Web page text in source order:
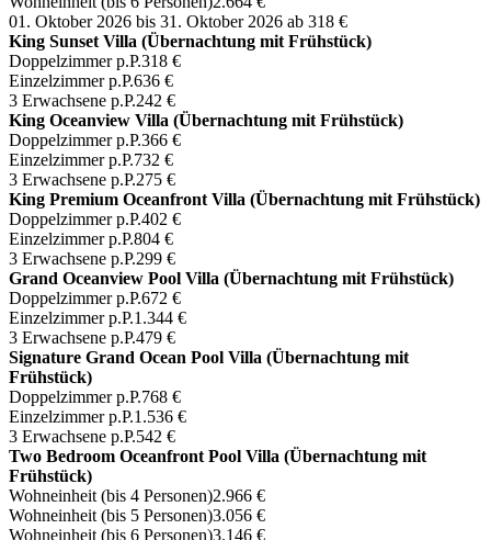
01. Oktober 2026 bis 31. Oktober 2026 ab 318 €
King Sunset Villa (Übernachtung mit Frühstück)
Doppelzimmer p.P.318 €
Einzelzimmer p.P.636 €
3 Erwachsene p.P.242 €
King Oceanview Villa (Übernachtung mit Frühstück)
Doppelzimmer p.P.366 €
Einzelzimmer p.P.732 €
3 Erwachsene p.P.275 €
King Premium Oceanfront Villa (Übernachtung mit Frühstück)
Doppelzimmer p.P.402 €
Einzelzimmer p.P.804 €
3 Erwachsene p.P.299 €
Grand Oceanview Pool Villa (Übernachtung mit Frühstück)
Doppelzimmer p.P.672 €
Einzelzimmer p.P.1.344 €
3 Erwachsene p.P.479 €
Signature Grand Ocean Pool Villa (Übernachtung mit
Frühstück)
Doppelzimmer p.P.768 €
Einzelzimmer p.P.1.536 €
3 Erwachsene p.P.542 €
Two Bedroom Oceanfront Pool Villa (Übernachtung mit
Frühstück)
Wohneinheit (bis 4 Personen)2.966 €
Wohneinheit (bis 5 Personen)3.056 €
Wohneinheit (bis 6 Personen)3.146 €